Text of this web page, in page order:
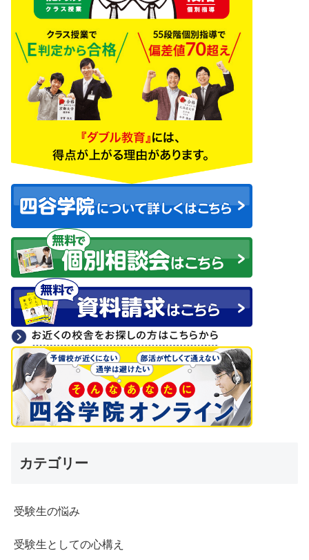
カテゴリー
受験生の悩み
受験生としての心構え